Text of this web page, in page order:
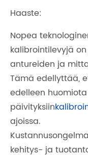
Haaste:
Nopea
kalibrointilevyjä
antureiden ja
Tämä edellyttää,
edelleen
päivityksiin
ajoissa.
kehitys- ja